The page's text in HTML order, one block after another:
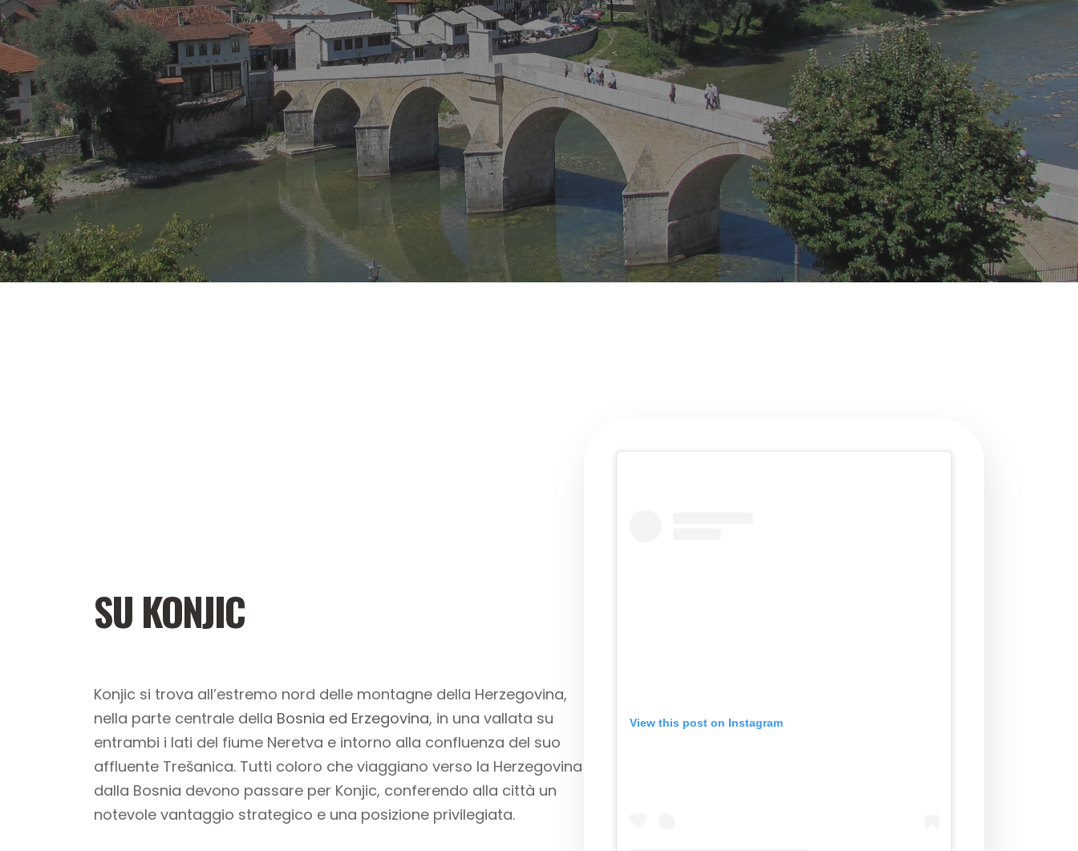
SU KONJIC
Konjic si trova all’estremo nord delle montagne della Herzegovina,
nella parte centrale della Bosnia ed Erzegovina, in una vallata su
entrambi i lati del fiume Neretva e intorno alla confluenza del suo
affluente Trešanica. Tutti coloro che viaggiano verso la Herzegovina
dalla Bosnia devono passare per Konjic, conferendo alla città un
notevole vantaggio strategico e una posizione privilegiata.
View this post on Instagram